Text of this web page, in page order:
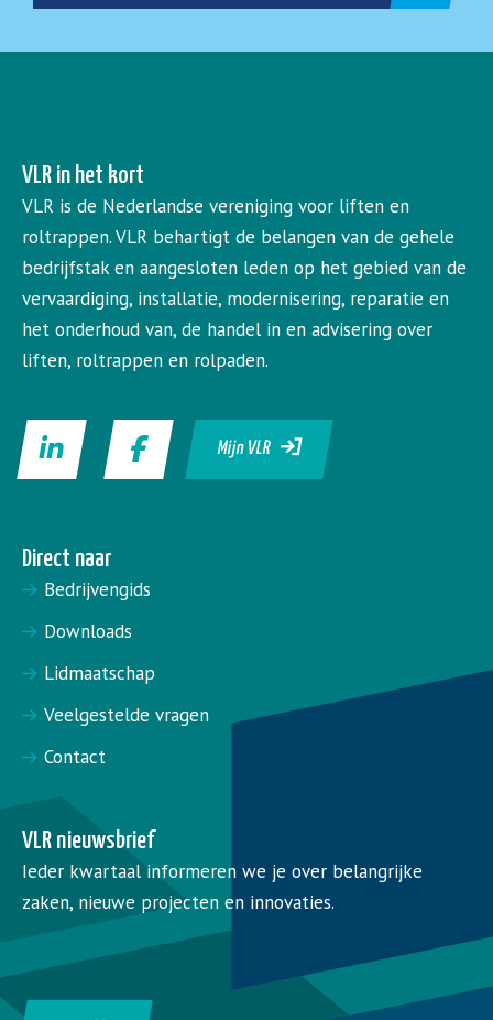
VLR in het kort
VLR is de Nederlandse vereniging voor liften en
roltrappen. VLR behartigt de belangen van de gehele
bedrijfstak en aangesloten leden op het gebied van de
vervaardiging, installatie, modernisering, reparatie en
het onderhoud van, de handel in en advisering over
liften, roltrappen en rolpaden.
Mijn VLR
Direct naar
Bedrijvengids
Downloads
Lidmaatschap
Veelgestelde vragen
Contact
VLR nieuwsbrief
Ieder kwartaal informeren we je over belangrijke
zaken, nieuwe projecten en innovaties.